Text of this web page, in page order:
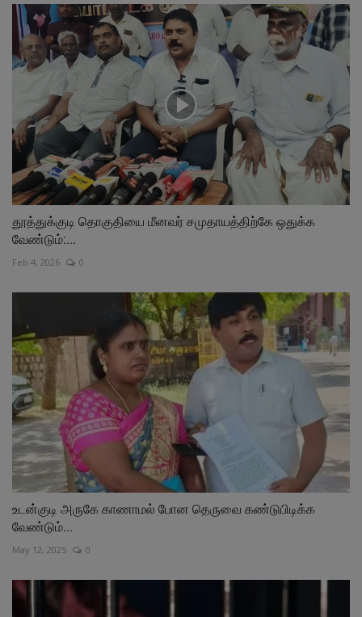
தூத்துக்குடி தொகுதியை மீனவர் சமுதாயத்திற்கே ஒதுக்க
வேண்டும்:...
Feb 4, 2026 0
உடன்குடி அருகே காணாமல் போன தெருவை கண்டுபிடிக்க
வேண்டும்...
May 12, 2025 0